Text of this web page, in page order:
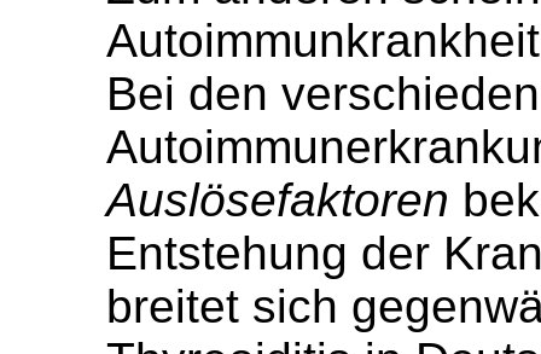
Bei den
Auslösefaktoren
Entstehung der
breitet sich